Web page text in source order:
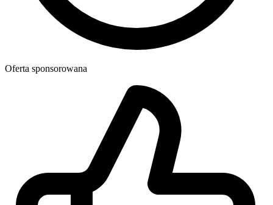
Oferta sponsorowana